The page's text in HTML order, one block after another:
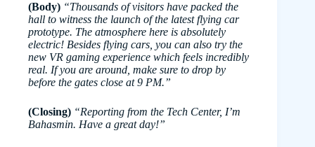
(Body) “Thousands of visitors have packed the
hall to witness the launch of the latest flying car
prototype. The atmosphere here is absolutely
electric! Besides flying cars, you can also try the
new VR gaming experience which feels incredibly
real. If you are around, make sure to drop by
before the gates close at 9 PM.”
(Closing) “Reporting from the Tech Center, I’m
Bahasmin. Have a great day!”